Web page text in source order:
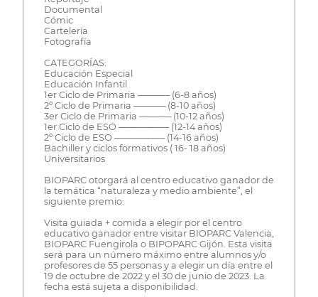
Documental
Cómic
Cartelería
Fotografía
CATEGORÍAS:
Educación Especial
Educación Infantil
1er Ciclo de Primaria ———– (6-8 años)
2º Ciclo de Primaria ———– (8-10 años)
3er Ciclo de Primaria ———– (10-12 años)
1er Ciclo de ESO —————– (12-14 años)
2º Ciclo de ESO —————– (14-16 años)
Bachiller y ciclos formativos ( 16- 18 años)
Universitarios
BIOPARC otorgará al centro educativo ganador de
la temática “naturaleza y medio ambiente”, el
siguiente premio:
Visita guiada + comida a elegir por el centro
educativo ganador entre visitar BIOPARC Valencia,
BIOPARC Fuengirola o BIPOPARC Gijón. Esta visita
será para un número máximo entre alumnos y/o
profesores de 55 personas y a elegir un día entre el
19 de octubre de 2022 y el 30 de junio de 2023. La
fecha está sujeta a disponibilidad.